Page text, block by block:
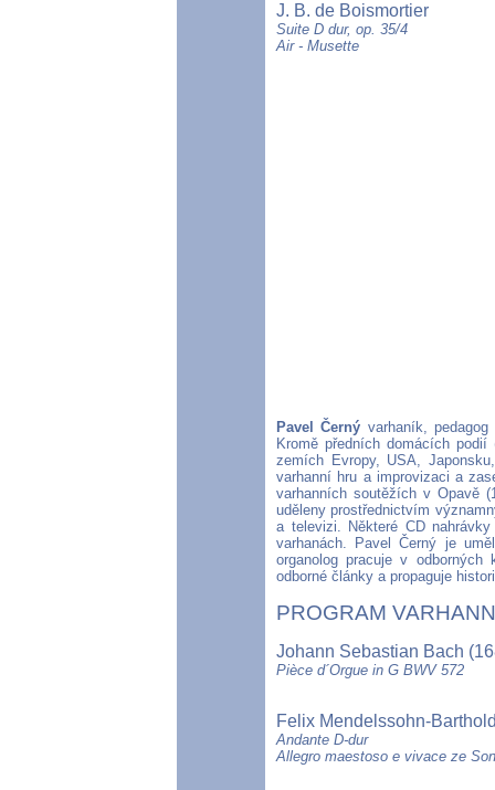
J. B. de Boismortier
Suite D dur, op. 35/4
Air - Musette
Pavel Černý varhaník,
Kromě předních domácích
zemích Evropy, USA,
varhanní hru a improvizaci a
varhanních soutěžích v Opavě
uděleny prostřednictvím
a televizi. Některé CD
varhanách. Pavel Černý je
organolog pracuje v odborných
odborné články a propaguje
PROGRAM
Johann Sebastian Bach
Pièce d´Orgue in G BWV 572
Felix Mendelssohn-
Andante D-dur
Allegro maestoso e vivace ze